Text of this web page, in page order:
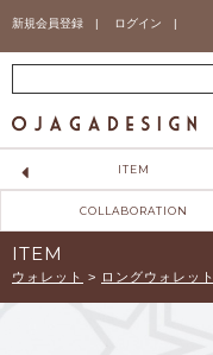
新規会員登録 | ログイン |
ITEM
COLLABORATION
ITEM
ウォレット > ロングウォレット